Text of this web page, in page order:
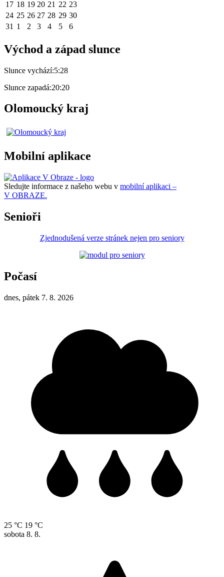
17 18 19 20 21 22 23
24 25 26 27 28 29 30
31 1 2 3 4 5 6
Východ a západ slunce
Slunce vychází:5:28
Slunce zapadá:20:20
Olomoucký kraj
Mobilní aplikace
Sledujte informace z našeho webu v mobilní aplikaci –
V OBRAZE.
Senioři
Zjednodušená verze stránek nejen pro seniory
Počasí
dnes, pátek 7. 8. 2026
25 °C 19 °C
sobota 8. 8.